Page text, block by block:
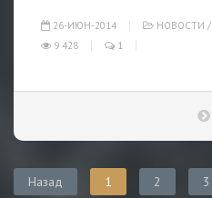
26-ИЮН-2014 НОВОСТИ /
9 428
1
Назад 1 2 3